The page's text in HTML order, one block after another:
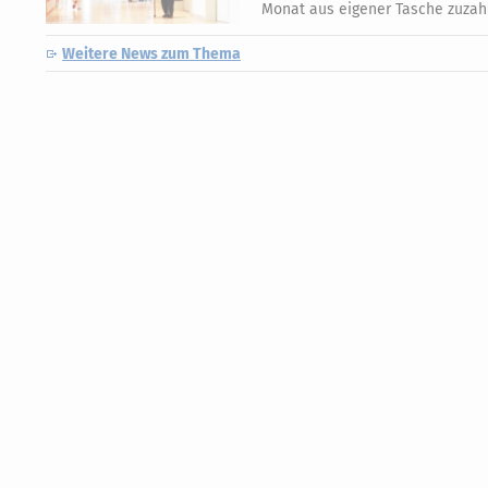
Monat aus eigener Tasche
Weitere News zum Thema